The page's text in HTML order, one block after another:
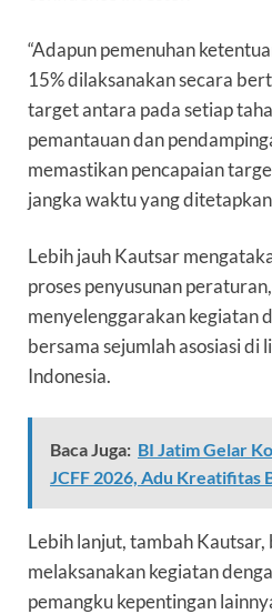
“Adapun pemenuhan
15% dilaksanakan secara
target antara pada setiap
pemantauan dan
memastikan pencapaian
jangka waktu yang
Lebih jauh Kautsar
proses penyusunan
menyelenggarakan kegiatan
bersama sejumlah asosiasi di
Indonesia.
Baca Juga: BI Jatim Gelar
JCFF 2026, Adu Kreatifitas
Lebih lanjut, tambah Kautsar,
melaksanakan kegiatan
pemangku kepentingan